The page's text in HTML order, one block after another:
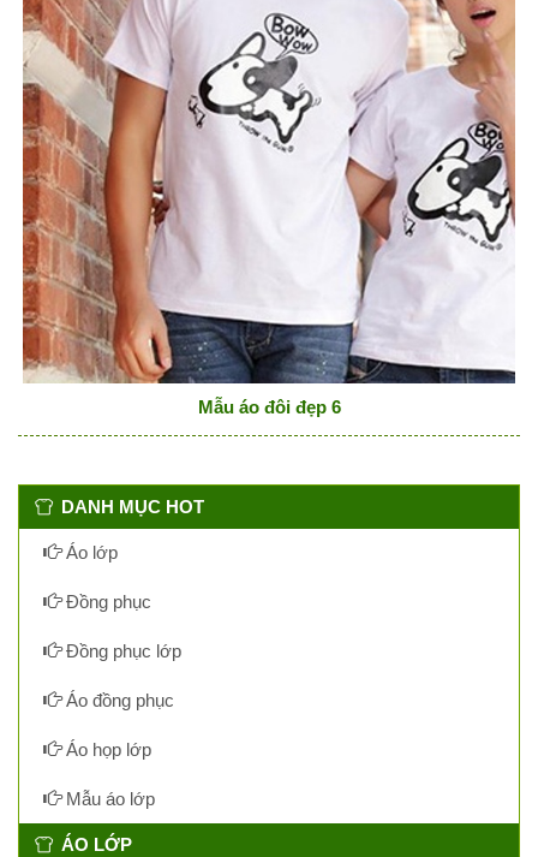
Mẫu áo đôi đẹp 6
DANH MỤC HOT
Áo lớp
Đồng phục
Đồng phục lớp
Áo đồng phục
Áo họp lớp
Mẫu áo lớp
ÁO LỚP